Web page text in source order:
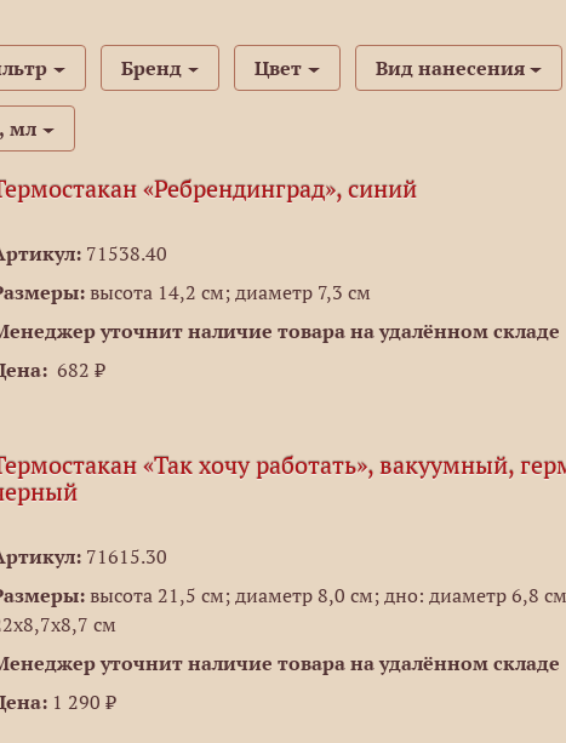
Бренд Цвет Вид нанесения
мл
«Ребрендинград», синий
71538.40
высота 14,2 см; диаметр 7,3 см
уточнит наличие товара на удалённом складе
682 ₽
«Так хочу работать», вакуумный,
71615.30
высота 21,5 см; диаметр 8,0 см; дно: диаметр 6,8
см
уточнит наличие товара на удалённом складе
1 290 ₽